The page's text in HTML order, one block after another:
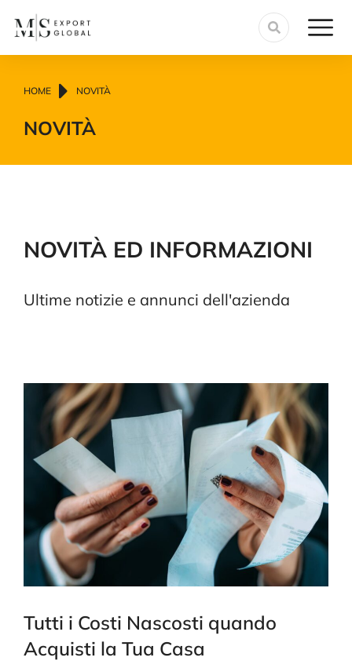
Tu sei qui:
HOME NOVITÀ
NOVITÀ
NOVITÀ ED INFORMAZIONI
Ultime notizie e annunci dell'azienda
Tutti i Costi Nascosti quando
Acquisti la Tua Casa